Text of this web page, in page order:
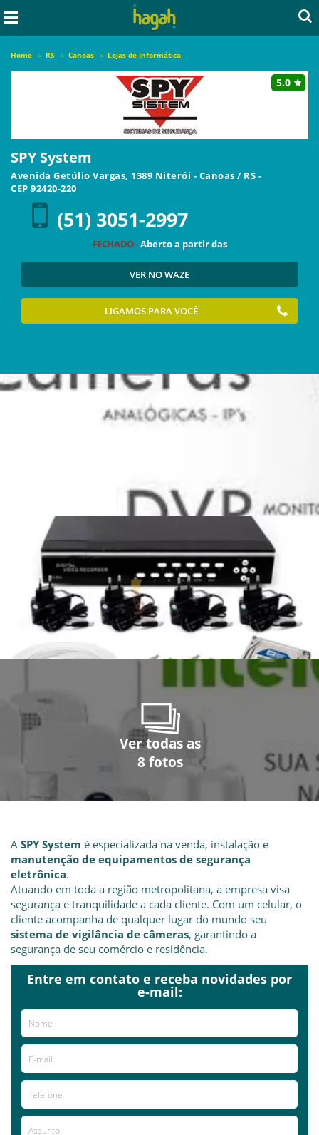
Home RS Canoas Lojas de Informática
5.0
SPY System
Avenida Getúlio Vargas, 1389 Niterói - Canoas / RS -
CEP 92420-220
(51) 3051-2997
FECHADO -Aberto a partir das
VER NO WAZE
LIGAMOS PARA VOCÊ
Ver todas as
8 fotos
Ver todas as
8 fotos
Ver todas as
8 fotos
Ver todas as
8 fotos
Ver todas as
8 fotos
Ver todas as
8 fotos
Ver todas as
8 fotos
Ver todas as
8 fotos
A SPY System é especializada na venda, instalação e
manutenção de equipamentos de segurança
eletrônica.
Atuando em toda a região metropolitana, a empresa visa
segurança e tranquilidade a cada cliente. Com um celular, o
cliente acompanha de qualquer lugar do mundo seu
sistema de vigilância de câmeras, garantindo a
segurança de seu comércio e residência.
aproveite e deixe sua avaliação!
Entre em contato e receba novidades por
e-mail: